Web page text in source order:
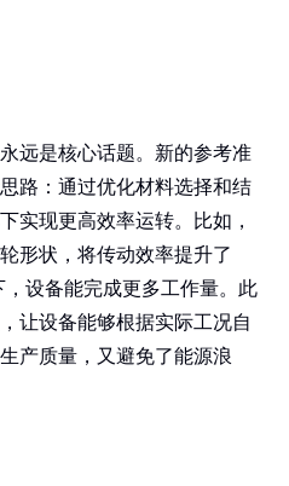
远是核心话题。新的参考准
路：通过优化材料选择和结
实现更高效率运转。比如，
形状，将传动效率提升了
设备能完成更多工作量。此
让设备能够根据实际工况自
产质量，又避免了能源浪